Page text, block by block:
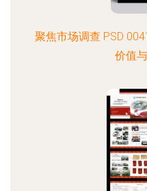
聚焦市场调查 PSD
价值